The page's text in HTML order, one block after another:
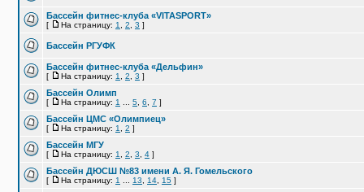
Бассейн фитнес-клуба «VITASPORT»
[ На страницу: 1 2 3 ]
Бассейн РГУФК
Бассейн фитнес-клуба «Дельфин»
[ На страницу: 1 2 3 ]
Бассейн Олимп
[ На страницу: 1 5 6 7 ]
Бассейн ЦМС «Олимпиец»
[ На страницу: 1 2 ]
Бассейн МГУ
[ На страницу: 1 2 3 4 ]
Бассейн ДЮСШ №83 имени А. Я. Гомельского
[ На страницу: 1 13 14 15 ]